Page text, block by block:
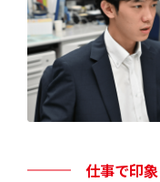
仕事で印